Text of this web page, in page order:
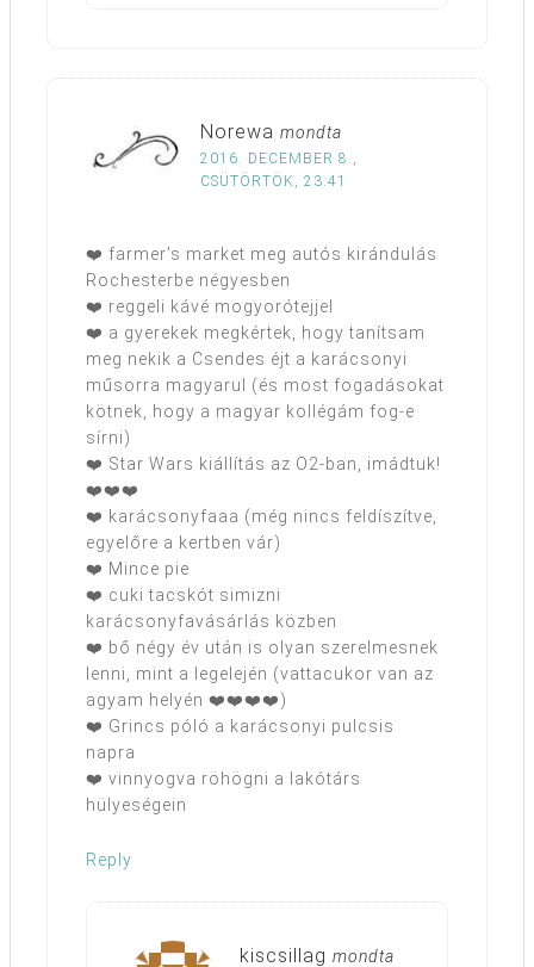
Norewa mondta
2016. DECEMBER 8.,
CSÜTÖRTÖK, 23:41
❤️ farmer’s market meg autós kirándulás
Rochesterbe négyesben
❤️ reggeli kávé mogyorótejjel
❤️ a gyerekek megkértek, hogy tanítsam
meg nekik a Csendes éjt a karácsonyi
műsorra magyarul (és most fogadásokat
kötnek, hogy a magyar kollégám fog-e
sírni)
❤️ Star Wars kiállítás az O2-ban, imádtuk!
❤️❤️❤️
❤️ karácsonyfaaa (még nincs feldíszítve,
egyelőre a kertben vár)
❤️ Mince pie
❤️ cuki tacskót simizni
karácsonyfavásárlás közben
❤️ bő négy év után is olyan szerelmesnek
lenni, mint a legelején (vattacukor van az
agyam helyén ❤️❤️❤️❤️)
❤️ Grincs póló a karácsonyi pulcsis
napra
❤️ vinnyogva röhögni a lakótárs
hülyeségein
Reply
kiscsillag mondta